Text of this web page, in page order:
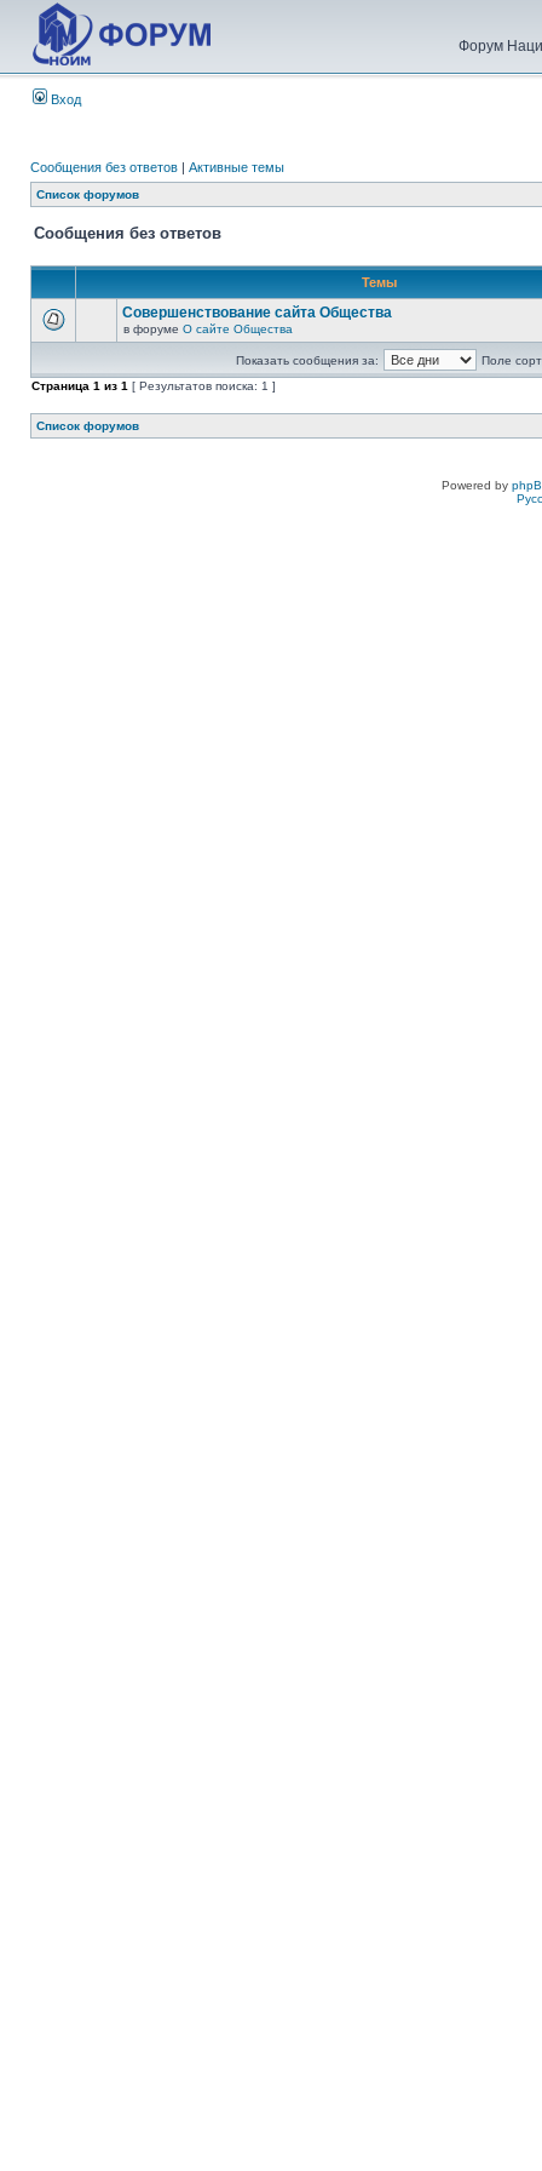
Форум
Вход
Сообщения без ответов | Активные темы
Список форумов
Сообщения без ответов
Темы
Совершенствование сайта Общества
в форуме О сайте Общества
Показать сообщения за:
Поле
Страница 1 из 1 [ Результатов поиска: 1 ]
Список форумов
Powered by